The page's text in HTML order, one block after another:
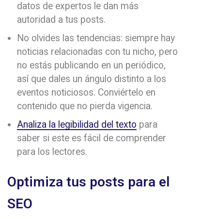
datos de expertos le dan más
autoridad a tus posts.
No olvides las tendencias: siempre hay
noticias relacionadas con tu nicho, pero
no estás publicando en un periódico,
así que dales un ángulo distinto a los
eventos noticiosos. Conviértelo en
contenido que no pierda vigencia.
Analiza la legibilidad del texto para
saber si este es fácil de comprender
para los lectores.
Optimiza tus posts para el
SEO